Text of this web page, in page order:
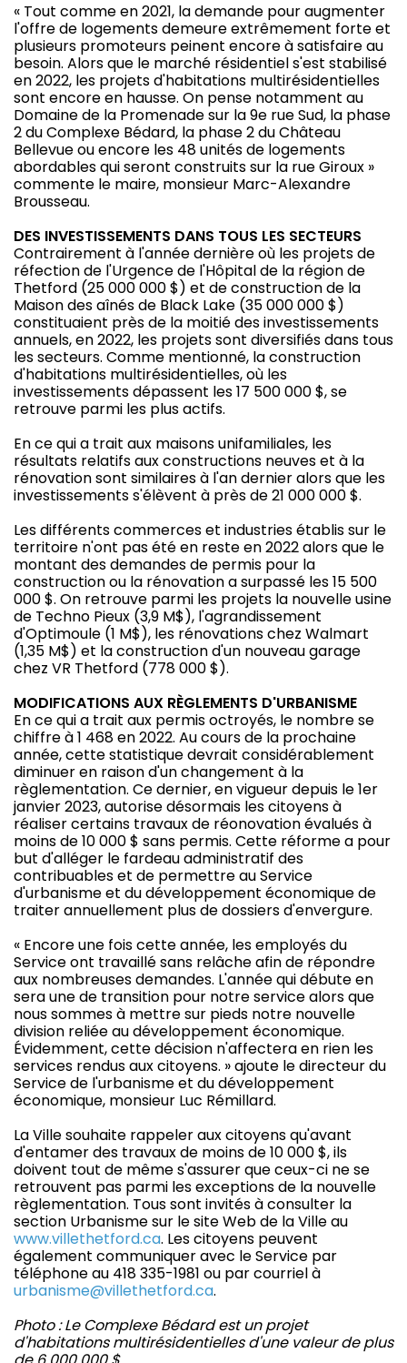
« Tout comme en 2021, la demande pour augmenter
l'offre de logements demeure extrêmement forte et
plusieurs promoteurs peinent encore à satisfaire au
besoin. Alors que le marché résidentiel s'est stabilisé
en 2022, les projets d'habitations multirésidentielles
sont encore en hausse. On pense notamment au
Domaine de la Promenade sur la 9e rue Sud, la phase
2 du Complexe Bédard, la phase 2 du Château
Bellevue ou encore les 48 unités de logements
abordables qui seront construits sur la rue Giroux »
commente le maire, monsieur Marc-Alexandre
Brousseau.
DES INVESTISSEMENTS DANS TOUS LES SECTEURS
Contrairement à l'année dernière où les projets de
réfection de l'Urgence de l'Hôpital de la région de
Thetford (25 000 000 $) et de construction de la
Maison des aînés de Black Lake (35 000 000 $)
constituaient près de la moitié des investissements
annuels, en 2022, les projets sont diversifiés dans tous
les secteurs. Comme mentionné, la construction
d'habitations multirésidentielles, où les
investissements dépassent les 17 500 000 $, se
retrouve parmi les plus actifs.
En ce qui a trait aux maisons unifamiliales, les
résultats relatifs aux constructions neuves et à la
rénovation sont similaires à l'an dernier alors que les
investissements s'élèvent à près de 21 000 000 $.
Les différents commerces et industries établis sur le
territoire n'ont pas été en reste en 2022 alors que le
montant des demandes de permis pour la
construction ou la rénovation a surpassé les 15 500
000 $. On retrouve parmi les projets la nouvelle usine
de Techno Pieux (3,9 M$), l'agrandissement
d'Optimoule (1 M$), les rénovations chez Walmart
(1,35 M$) et la construction d'un nouveau garage
chez VR Thetford (778 000 $).
MODIFICATIONS AUX RÈGLEMENTS D'URBANISME
En ce qui a trait aux permis octroyés, le nombre se
chiffre à 1 468 en 2022. Au cours de la prochaine
année, cette statistique devrait considérablement
diminuer en raison d'un changement à la
règlementation. Ce dernier, en vigueur depuis le 1er
janvier 2023, autorise désormais les citoyens à
réaliser certains travaux de réonovation évalués à
moins de 10 000 $ sans permis. Cette réforme a pour
but d'alléger le fardeau administratif des
contribuables et de permettre au Service
d'urbanisme et du développement économique de
traiter annuellement plus de dossiers d'envergure.
« Encore une fois cette année, les employés du
Service ont travaillé sans relâche afin de répondre
aux nombreuses demandes. L'année qui débute en
sera une de transition pour notre service alors que
nous sommes à mettre sur pieds notre nouvelle
division reliée au développement économique.
Évidemment, cette décision n'affectera en rien les
services rendus aux citoyens. » ajoute le directeur du
Service de l'urbanisme et du développement
économique, monsieur Luc Rémillard.
La Ville souhaite rappeler aux citoyens qu'avant
d'entamer des travaux de moins de 10 000 $, ils
doivent tout de même s'assurer que ceux-ci ne se
retrouvent pas parmi les exceptions de la nouvelle
règlementation. Tous sont invités à consulter la
section Urbanisme sur le site Web de la Ville au
www.villethetford.ca. Les citoyens peuvent
également communiquer avec le Service par
téléphone au 418 335-1981 ou par courriel à
urbanisme@villethetford.ca.
Photo : Le Complexe Bédard est un projet
d'habitations multirésidentielles d'une valeur de plus